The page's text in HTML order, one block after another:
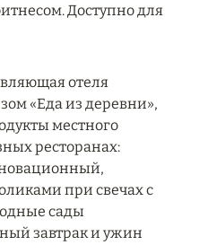
DUBAI:
КОНТРАКТА НА
Доступно для
отеля
«Еда из деревни»,
местного
ресторанах:
при свечах с
сады
завтрак и ужин